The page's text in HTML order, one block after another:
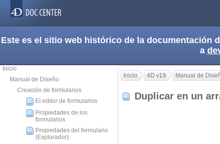
Este es el sitio web histórico de la documentación
a
Inicio
Manual de Diseño
Creación de formularios
El editor de formularios
Propiedades de los
formularios
Propiedades del formulario
(Explorador)
Inicio 4D v19 Manual de
Duplicar en un